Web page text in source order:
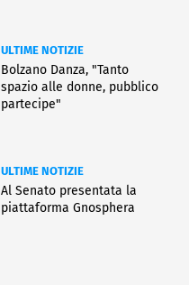
ULTIME NOTIZIE
Bolzano Danza, "Tanto
spazio alle donne, pubblico
partecipe"
ULTIME NOTIZIE
Al Senato presentata la
piattaforma Gnosphera